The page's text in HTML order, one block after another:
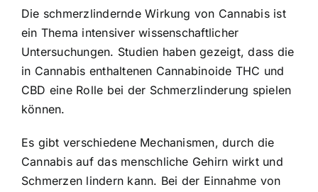
Die schmerzlindernde Wirkung von Cannabis ist
ein Thema intensiver wissenschaftlicher
Untersuchungen. Studien haben gezeigt, dass die
in Cannabis enthaltenen Cannabinoide THC und
CBD eine Rolle bei der Schmerzlinderung spielen
können.
Es gibt verschiedene Mechanismen, durch die
Cannabis auf das menschliche Gehirn wirkt und
Schmerzen lindern kann. Bei der Einnahme von